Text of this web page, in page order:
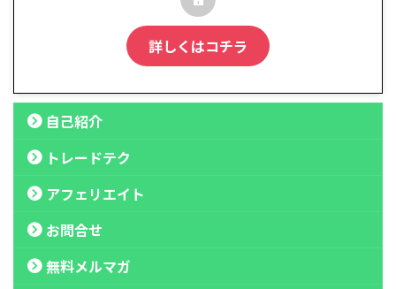
詳しくはコチラ
自己紹介
トレードテク
アフェリエイト
お問合せ
無料メルマガ